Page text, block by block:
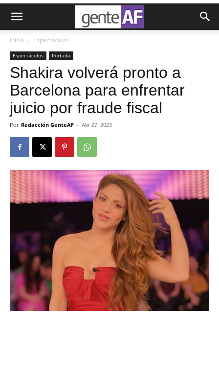
Inicio Espectáculos
Espectáculos Portada
Shakira volverá pronto a
Barcelona para enfrentar
juicio por fraude fiscal
Por Redacción GenteAF - Abr 27, 2023